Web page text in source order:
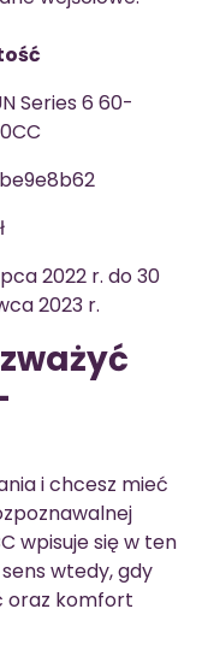
Series 6 60-
2022 r. do 30
2023 r.
i chcesz mieć
wpisuje się w ten
wtedy, gdy
oraz komfort